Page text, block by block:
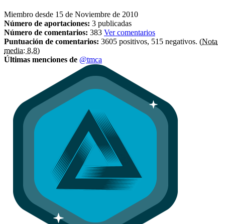
Miembro desde 15 de Noviembre de 2010
Número de aportaciones: 3 publicadas
Número de comentarios: 383 Ver comentarios
Puntuación de comentarios: 3605 positivos, 515 negativos. (Nota
media: 8,8)
Últimas menciones de @tmca